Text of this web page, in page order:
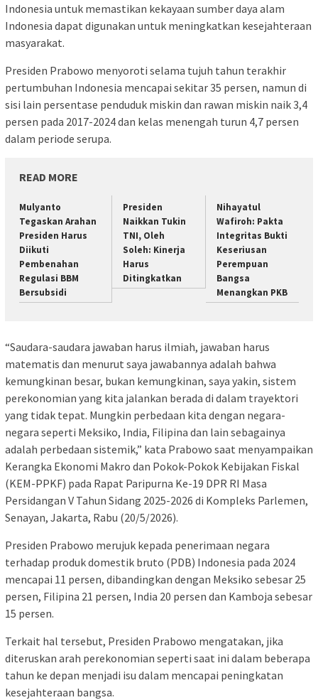
Indonesia untuk memastikan kekayaan sumber daya alam
Indonesia dapat digunakan untuk meningkatkan kesejahteraan
masyarakat.
Presiden Prabowo menyoroti selama tujuh tahun terakhir
pertumbuhan Indonesia mencapai sekitar 35 persen, namun di
sisi lain persentase penduduk miskin dan rawan miskin naik 3,4
persen pada 2017-2024 dan kelas menengah turun 4,7 persen
dalam periode serupa.
READ MORE
Mulyanto
Tegaskan Arahan
Presiden Harus
Diikuti
Pembenahan
Regulasi BBM
Bersubsidi
Presiden
Naikkan Tukin
TNI, Oleh
Soleh: Kinerja
Harus
Ditingkatkan
Nihayatul
Wafiroh: Pakta
Integritas Bukti
Keseriusan
Perempuan
Bangsa
Menangkan PKB
“Saudara-saudara jawaban harus ilmiah, jawaban harus
matematis dan menurut saya jawabannya adalah bahwa
kemungkinan besar, bukan kemungkinan, saya yakin, sistem
perekonomian yang kita jalankan berada di dalam trayektori
yang tidak tepat. Mungkin perbedaan kita dengan negara-
negara seperti Meksiko, India, Filipina dan lain sebagainya
adalah perbedaan sistemik,” kata Prabowo saat menyampaikan
Kerangka Ekonomi Makro dan Pokok-Pokok Kebijakan Fiskal
(KEM-PPKF) pada Rapat Paripurna Ke-19 DPR RI Masa
Persidangan V Tahun Sidang 2025-2026 di Kompleks Parlemen,
Senayan, Jakarta, Rabu (20/5/2026).
Presiden Prabowo merujuk kepada penerimaan negara
terhadap produk domestik bruto (PDB) Indonesia pada 2024
mencapai 11 persen, dibandingkan dengan Meksiko sebesar 25
persen, Filipina 21 persen, India 20 persen dan Kamboja sebesar
15 persen.
Terkait hal tersebut, Presiden Prabowo mengatakan, jika
diteruskan arah perekonomian seperti saat ini dalam beberapa
tahun ke depan menjadi isu dalam mencapai peningkatan
kesejahteraan bangsa.